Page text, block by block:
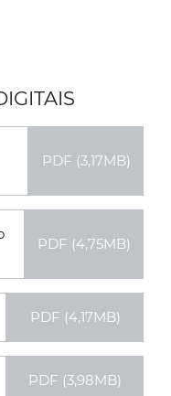
PDF (3,17MB)
PDF (4,75MB)
PDF (4,17MB)
PDF (3,98MB)